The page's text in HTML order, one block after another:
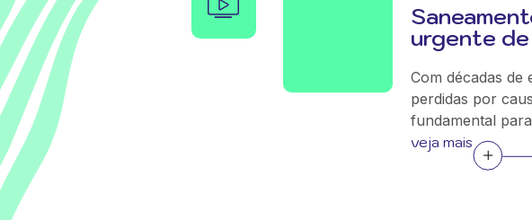
urgente
Com décadas de
perdidas por
fundamental
veja mais